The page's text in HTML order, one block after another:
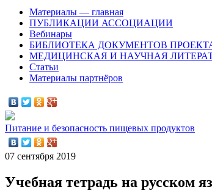
Материалы — главная
ПУБЛИКАЦИИ АССОЦИАЦИИ
Вебинары
БИБЛИОТЕКА ДОКУМЕНТОВ
МЕДИЦИНСКАЯ И НАУЧНАЯ
Статьи
Материалы партнёров
Питание и безопасность пищевых продуктов
07 сентября 2019
Учебная тетрадь на русском